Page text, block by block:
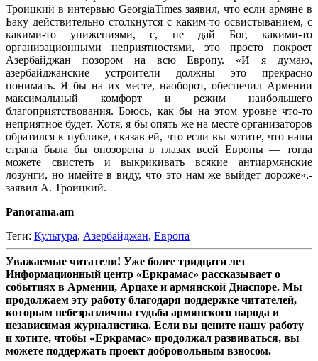
Троицкий в интервью GeorgiaTimes заявил, что если армяне в
Баку действительно столкнутся с каким-то освистыванием, с
какими-то унижениями, с, не дай Бог, какими-то
организационными неприятностями, это просто покроет
Азербайджан позором на всю Европу. «И я думаю,
азербайджанские устроители должны это прекрасно
понимать. Я бы на их месте, наоборот, обеспечил Армении
максимальный комфорт и режим наибольшего
благоприятствования. Боюсь, как бы на этом уровне что-то
неприятное будет. Хотя, я бы опять же на месте организаторов
обратился к публике, сказав ей, что если вы хотите, что наша
страна была бы опозорена в глазах всей Европы — тогда
можете свистеть и выкрикивать всякие антиармянские
лозунги, но имейте в виду, что это нам же выйдет дороже»,-
заявил А. Троицкий.
Panorama.am
Теги: Культура, Азербайджан, Европа
Уважаемые читатели! Уже более тридцати лет
Информационный центр «Еркрамас» рассказывает о
событиях в Армении, Арцахе и армянской Диаспоре. Мы
продолжаем эту работу благодаря поддержке читателей,
которым небезразличны судьба армянского народа и
независимая журналистика. Если вы цените нашу работу
и хотите, чтобы «Еркрамас» продолжал развиваться, вы
можете поддержать проект добровольным взносом.